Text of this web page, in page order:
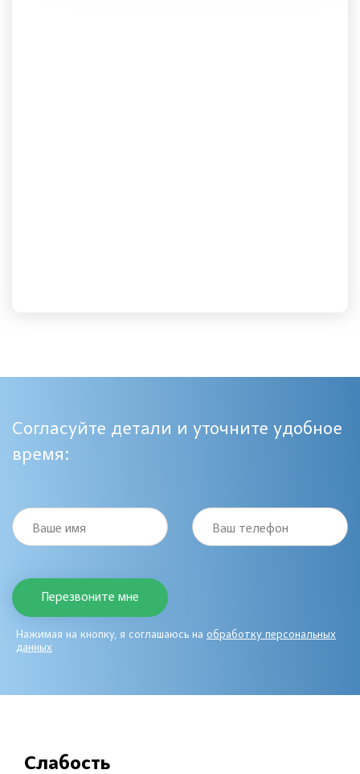
Согласуйте детали и уточните удобное
время:
Ваше имя Ваш телефон
Нажимая на кнопку, я соглашаюсь на обработку персональных
данных
Слабость